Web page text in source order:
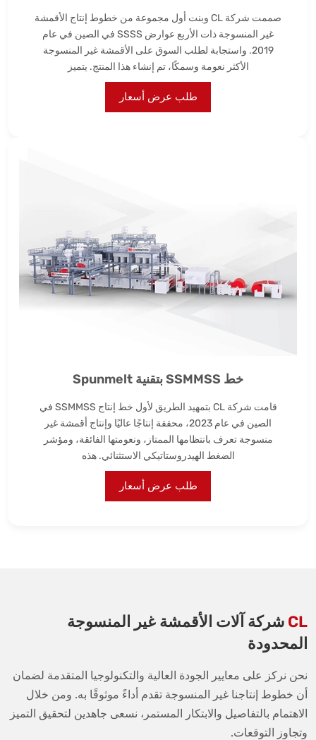
صممت شركة CL وبنت أول مجموعة من خطوط إنتاج الأقمشة
غير المنسوجة ذات الأربع عوارض SSSS في الصين في عام
2019. واستجابة لطلب السوق على الأقمشة غير المنسوجة
الأكثر نعومة وسمكًا، تم إنشاء هذا المنتج. يتميز
طلب عرض أسعار
خط SSMMSS بتقنية Spunmelt
قامت شركة CL بتمهيد الطريق لأول خط إنتاج SSMMSS في
الصين في عام 2023، محققة إنتاجًا عاليًا وإنتاج أقمشة غير
منسوجة تعرف بانتظامها الممتاز، ونعومتها الفائقة، ومؤشر
الضغط الهيدروستاتيكي الاستثنائي. هذه
طلب عرض أسعار
CL شركة آلات الأقمشة غير المنسوجة
المحدودة
نحن نركز على معايير الجودة العالية والتكنولوجيا المتقدمة لضمان
أن خطوط إنتاجنا غير المنسوجة تقدم أداءً موثوقًا به. ومن خلال
الاهتمام بالتفاصيل والابتكار المستمر، نسعى جاهدين لتحقيق التميز
وتجاوز التوقعات.